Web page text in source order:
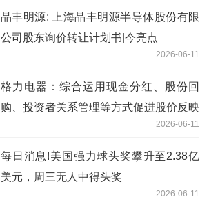
晶丰明源: 上海晶丰明源半导体股份有限
公司股东询价转让计划书|今亮点
2026-06-11
格力电器：综合运用现金分红、股份回
购、投资者关系管理等方式促进股价反映
2026-06-11
每日消息!美国强力球头奖攀升至2.38亿
美元，周三无人中得头奖
2026-06-11